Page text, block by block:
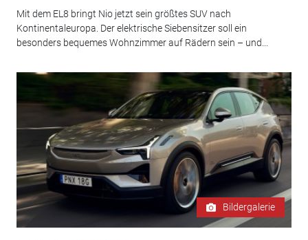
Mit dem EL8 bringt Nio jetzt sein größtes SUV nach
Kontinentaleuropa. Der elektrische Siebensitzer soll ein
besonders bequemes Wohnzimmer auf Rädern sein – und...
Bildergalerie